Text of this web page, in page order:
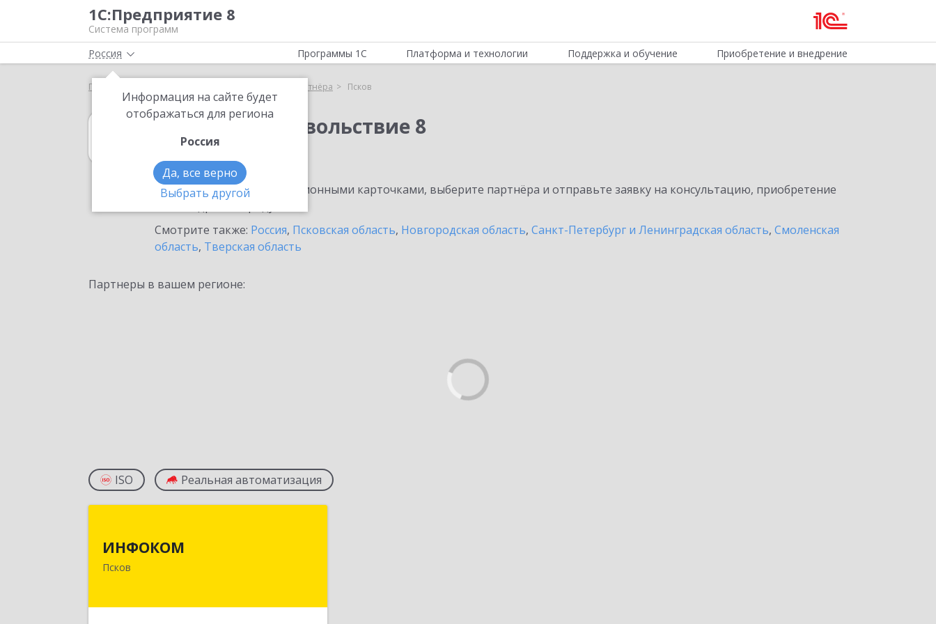
1С:Предприятие 8
Система программ
Россия
Информация на сайте будет
отображаться для региона
Россия
Да, все верно
Выбрать другой
Программы 1С Платформа и технологии Поддержка и обучение Приобретение и внедрение
Главная Выбор партнёра Псков
1С:Вещевое довольствие 8
в Пскове
Ознакомьтесь с информационными карточками, выберите партнёра и отправьте заявку на консультацию, приобретение
Смотрите также: Россия, Псковская область, Новгородская область, Санкт-Петербург и Ленинградская область, Смоленская
область, Тверская область
Партнеры в вашем регионе:
ISO Реальная автоматизация
ИНФОКОМ
Псков
Подробнее